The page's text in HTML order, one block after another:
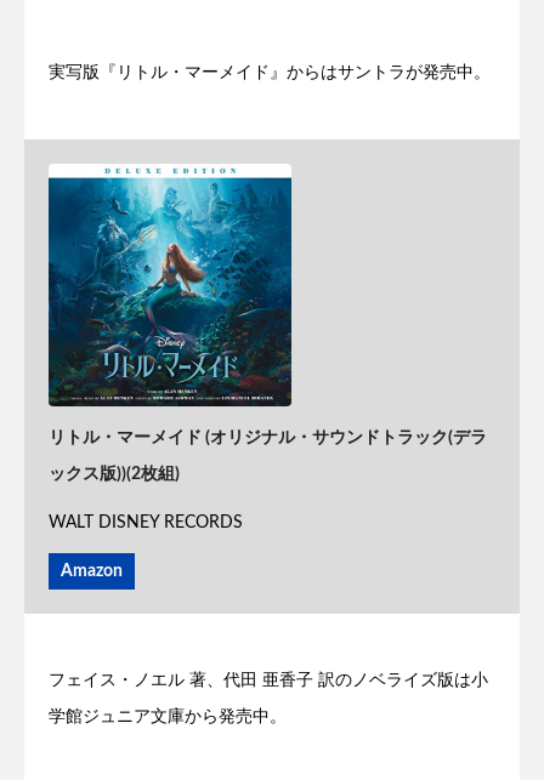
実写版『リトル・マーメイド』からはサントラが発売中。
リトル・マーメイド (オリジナル・サウンドトラック(デラ
ックス版))(2枚組)
WALT DISNEY RECORDS
Amazon
フェイス・ノエル 著、代田 亜香子 訳のノベライズ版は小
学館ジュニア文庫から発売中。